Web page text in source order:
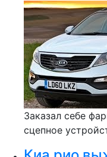
Заказал себе
сцепное